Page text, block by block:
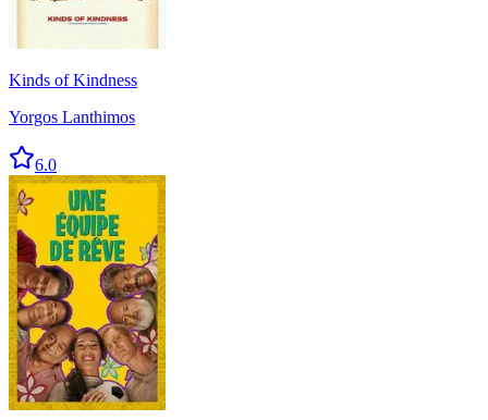
Kinds of Kindness
Yorgos Lanthimos
6.0